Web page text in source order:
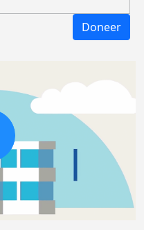
Doneer